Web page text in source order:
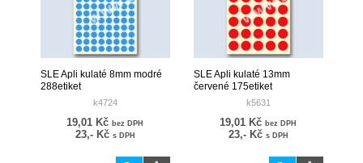
SLE Apli kulaté 8mm modré
288etiket
k4724
19,01 Kč bez DPH
23,- Kč s DPH
SLE Apli kulaté 13mm
červené 175etiket
k5631
19,01 Kč bez DPH
23,- Kč s DPH